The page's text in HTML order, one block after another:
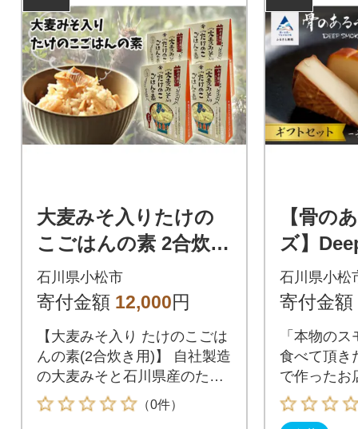
大麦みそ入りたけの
こごはんの素 2合炊き
4箱 炊き込みご飯の素
筍
石川県小松市
寄付金額 12,000円
【大麦みそ入り たけのこごは
んの素(2合炊き用)】 自社製造
の大麦みそと石川県産のたけ
のこをたっぷり使って、香り
豊かに仕上げた「たけのこご
（0件）
【骨の
ズ】
フトセ
モーク
石川県小松
寄付金額
「本物の
食べて頂き
で作ったお
ズが返礼品